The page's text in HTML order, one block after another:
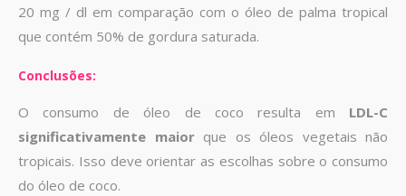
20 mg / dl em comparação com o óleo de palma tropical
que contém 50% de gordura saturada.
Conclusões:
O consumo de óleo de coco resulta em LDL-C
significativamente maiorque os óleos vegetais não
tropicais. Isso deve orientar as escolhas sobre o consumo
do óleo de coco.